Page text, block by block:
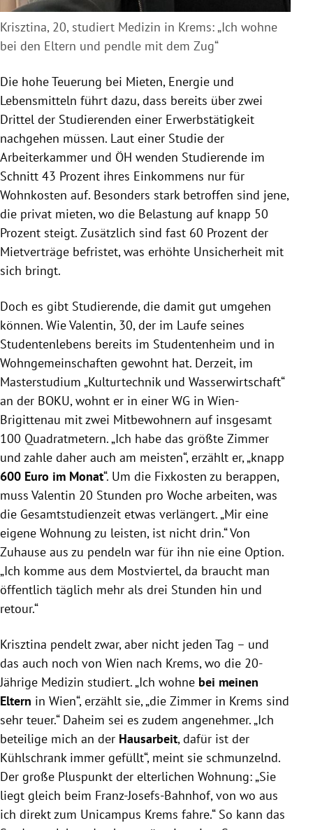
Krisztina, 20, studiert Medizin in Krems: „Ich wohne
bei den Eltern und pendle mit dem Zug“
Die hohe Teuerung bei Mieten, Energie und
Lebensmitteln führt dazu, dass bereits über zwei
Drittel der Studierenden einer Erwerbstätigkeit
nachgehen müssen. Laut einer Studie der
Arbeiterkammer und ÖH wenden Studierende im
Schnitt 43 Prozent ihres Einkommens nur für
Wohnkosten auf. Besonders stark betroffen sind jene,
die privat mieten, wo die Belastung auf knapp 50
Prozent steigt. Zusätzlich sind fast 60 Prozent der
Mietverträge befristet, was erhöhte Unsicherheit mit
sich bringt.
Doch es gibt Studierende, die damit gut umgehen
können. Wie Valentin, 30, der im Laufe seines
Studentenlebens bereits im Studentenheim und in
Wohngemeinschaften gewohnt hat. Derzeit, im
Masterstudium „Kulturtechnik und Wasserwirtschaft“
an der BOKU, wohnt er in einer WG in Wien-
Brigittenau mit zwei Mitbewohnern auf insgesamt
100 Quadratmetern. „Ich habe das größte Zimmer
und zahle daher auch am meisten“, erzählt er, „knapp
600 Euro im Monat“. Um die Fixkosten zu berappen,
muss Valentin 20 Stunden pro Woche arbeiten, was
die Gesamtstudienzeit etwas verlängert. „Mir eine
eigene Wohnung zu leisten, ist nicht drin.“ Von
Zuhause aus zu pendeln war für ihn nie eine Option.
„Ich komme aus dem Mostviertel, da braucht man
öffentlich täglich mehr als drei Stunden hin und
retour.“
Krisztina pendelt zwar, aber nicht jeden Tag – und
das auch noch von Wien nach Krems, wo die 20-
Jährige Medizin studiert. „Ich wohne bei meinen
Eltern in Wien“, erzählt sie, „die Zimmer in Krems sind
sehr teuer.“ Daheim sei es zudem angenehmer. „Ich
beteilige mich an der Hausarbeit, dafür ist der
Kühlschrank immer gefüllt“, meint sie schmunzelnd.
Der große Pluspunkt der elterlichen Wohnung: „Sie
liegt gleich beim Franz-Josefs-Bahnhof, von wo aus
ich direkt zum Unicampus Krems fahre.“ So kann das